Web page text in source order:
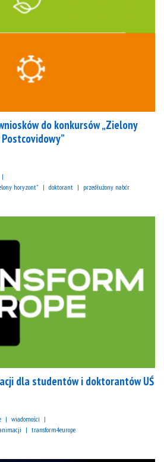
do konkursów „Zielony
horyzont" doktorant przedłużony nabór
dla studentów i doktorantów UŚ
wiadomości
transform4europe